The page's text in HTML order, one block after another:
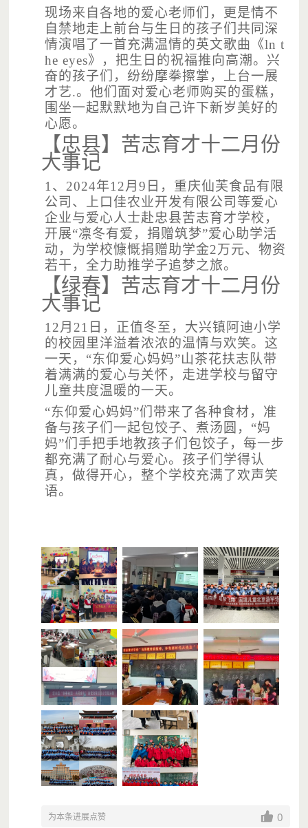
现场来自各地的爱心老师们，更是情不
自禁地走上前台与生日的孩子们共同深
情演唱了一首充满温情的英文歌曲《ln t
he eyes》，把生日的祝福推向高潮。兴
奋的孩子们，纷纷摩拳擦掌，上台一展
才艺.。他们面对爱心老师购买的蛋糕，
围坐一起默默地为自己许下新岁美好的
心愿。
【忠县】苦志育才十二月份
大事记
1、2024年12月9日，重庆仙芙食品有限
公司、上口佳农业开发有限公司等爱心
企业与爱心人士赴忠县苦志育才学校，
开展“凛冬有爱，捐赠筑梦”爱心助学活
动，为学校慷慨捐赠助学金2万元、物资
若干，全力助推学子追梦之旅。
【绿春】苦志育才十二月份
大事记
12月21日，正值冬至，大兴镇阿迪小学
的校园里洋溢着浓浓的温情与欢笑。这
一天，“东仰爱心妈妈”山茶花扶志队带
着满满的爱心与关怀，走进学校与留守
儿童共度温暖的一天。
“东仰爱心妈妈”们带来了各种食材，准
备与孩子们一起包饺子、煮汤圆，“妈
妈”们手把手地教孩子们包饺子，每一步
都充满了耐心与爱心。孩子们学得认
真，做得开心，整个学校充满了欢声笑
语。
为本条进展点赞 0